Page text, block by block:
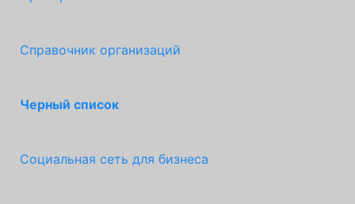
Справочник организаций
Черный список
Социальная сеть для бизнеса